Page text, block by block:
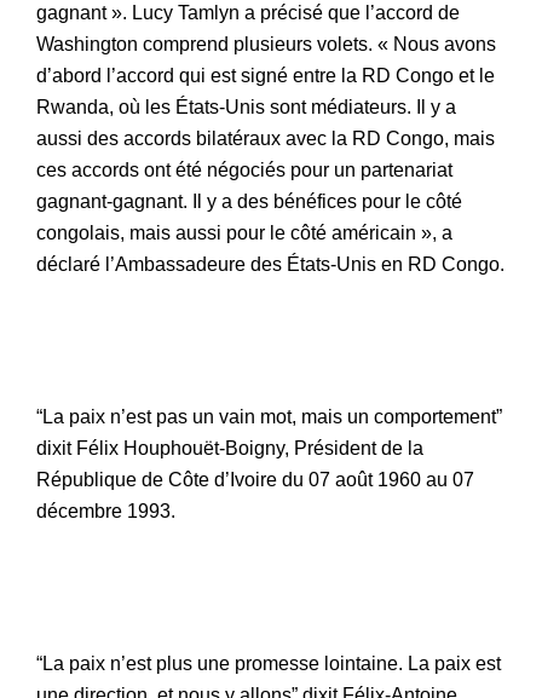
gagnant ». Lucy Tamlyn a précisé que l’accord de
Washington comprend plusieurs volets. « Nous avons
d’abord l’accord qui est signé entre la RD Congo et le
Rwanda, où les États-Unis sont médiateurs. Il y a
aussi des accords bilatéraux avec la RD Congo, mais
ces accords ont été négociés pour un partenariat
gagnant-gagnant. Il y a des bénéfices pour le côté
congolais, mais aussi pour le côté américain », a
déclaré l’Ambassadeure des États-Unis en RD Congo.
“La paix n’est pas un vain mot, mais un comportement”
dixit Félix Houphouët-Boigny, Président de la
République de Côte d’Ivoire du 07 août 1960 au 07
décembre 1993.
“La paix n’est plus une promesse lointaine. La paix est